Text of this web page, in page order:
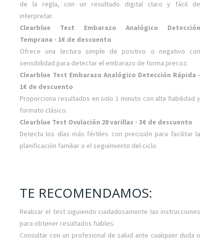
de la regla, con un resultado digital claro y fácil de
interpretar.
Clearblue Test Embarazo Analógico Detección
Temprana - 1€ de descuento
Ofrece una lectura simple de positivo o negativo con
sensibilidad para detectar el embarazo de forma precoz.
Clearblue Test Embarazo Analógico Detección Rápida -
1€ de descuento
Proporciona resultados en solo 1 minuto con alta fiabilidad y
formato clásico.
Clearblue Test Ovulación 20 varillas - 3€ de descuento
Detecta los días más fértiles con precisión para facilitar la
planificación familiar o el seguimiento del ciclo.
TE RECOMENDAMOS:
Realizar el test siguiendo cuidadosamente las instrucciones
para obtener resultados fiables.
Consultar con un profesional de salud ante cualquier duda o